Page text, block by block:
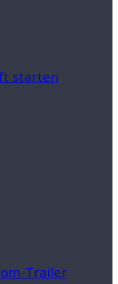
starten
Trailer